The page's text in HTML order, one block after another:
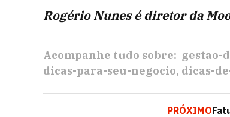
Rogério Nunes é diretor da
Acompanhe tudo sobre: gestao-
dicas-para-seu-negocio dicas-
PRÓXIMO